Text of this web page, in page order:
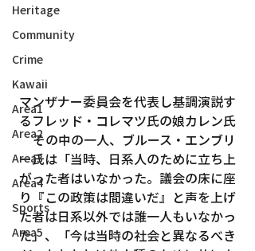
Heritage
Community
Crime
Kawaii
Area1
Area2
Area3
Area4
Sports
Area5
マンザナー委員会を代表し基調演説す
るフレッド・コレマツ氏の娘カレン氏
その中の一人、ブルース・エンブリ
ー氏は「当時、日系人のために立ち上
がった者はいなかった。議会の床に座
り『この政策は間違いだ』と声を上げ
た者は日系以外では誰一人もいなかっ
た」、「今は当時の社会と異なるべき